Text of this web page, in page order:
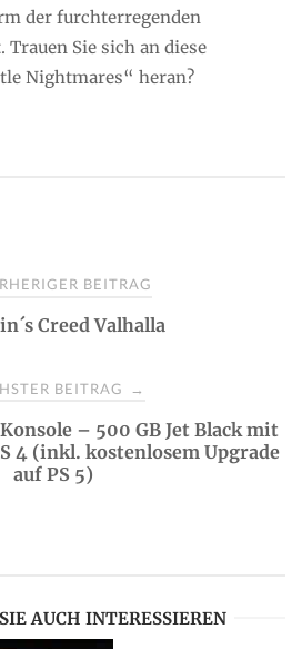
der furchterregenden
Trauen Sie sich an diese
Nightmares“ heran?
BEITRAG
Creed Valhalla
BEITRAG →
– 500 GB Jet Black mit
4 (inkl. kostenlosem Upgrade
auf PS 5)
AUCH INTERESSIEREN